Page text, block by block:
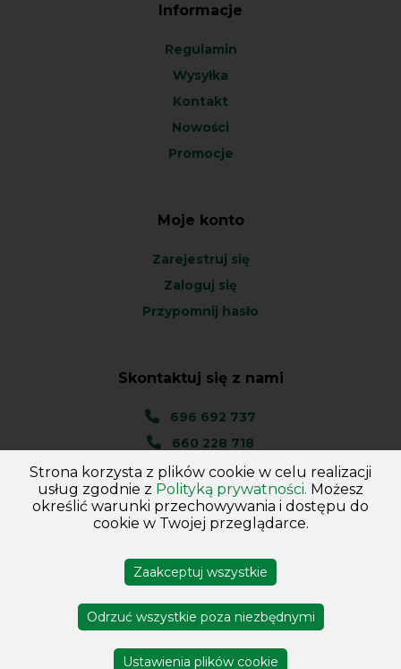
Informacje
Regulamin
Wysyłka
Kontakt
Nowości
Promocje
Moje konto
Zarejestruj się
Zaloguj się
Przypomnij hasło
Skontaktuj się z nami
696 692 737
660 228 718
Ul. Węgierska 1A
46-045 Kotórz Mały
(woj. Opolskie)
Copyright © 2026 Hurtownia - Majster. Wszelkie prawa
internetowe
Strona korzysta z plików cookie w celu realizacji
usług zgodnie z Polityką prywatności. Możesz
określić warunki przechowywania i dostępu do
cookie w Twojej przeglądarce.
Zaakceptuj wszystkie
Odrzuć wszystkie poza niezbędnymi
Ustawienia plików cookie